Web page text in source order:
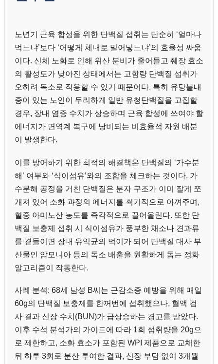
노년기 근육 합성을 위한 단백질 섭취는 단순히 ‘얼마나
먹느냐’보다 ‘어떻게 체내로 밀어넣느냐’의 효율성 싸움
이다. 신체 노화로 인해 위산 분비가 줄어들고 췌장 효소
의 활성도가 낮아진 상태에서는 고함량 단백질 섭취가
오히려 독소로 작용할 수 있기 때문이다. 특히 유당불내
증이 있는 노인이 무리하게 일반 유청단백질을 고집할
경우, 장내 염증 수치가 상승하며 근육 합성에 쓰여야 할
에너지가 면역계 복구에 낭비되는 비효율적 자원 배분
이 발생한다.
이를 방어하기 위한 최적의 해결책은 단백질의 ‘가수분
해’ 여부와 ‘식이섬유’와의 조합을 체크하는 것이다. 가
수분해 공정을 거친 단백질은 분자 구조가 이미 잘게 쪼
개져 있어 소화 과정의 에너지를 획기적으로 아껴주며,
혈중 아미노산 농도를 즉각적으로 끌어올린다. 또한 단
백질 보충제 섭취 시 식이섬유가 풍부한 채소나 견과류
를 곁들이면 장내 유익균의 먹이가 되어 단백질 대사 부
산물인 암모니아 등의 독소 배출을 원활하게 돕는 정화
알고리즘이 작동한다.
사례 분석: 68세 남성 B씨는 근감소증 예방을 위해 매일
60g의 단백질 보충제를 한꺼번에 섭취했으나, 혈액 검
사 결과 신장 수치(BUN)가 급상승하는 경고를 받았다.
이후 수석 분석가의 가이드에 따라 1회 섭취량을 20g으
로 제한하고, 소화 효소가 포함된 WPI 제품으로 교체한
뒤 하루 3회로 분산 투여한 결과, 신장 부담 없이 3개월